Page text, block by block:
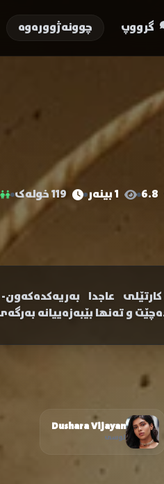
گرووپ چوونەژوورەوە
6.8 1 بینەر 119 خولەک
عاجدا
و تەنها بێبەزەییانە
Dushara Vijayan
لوسی